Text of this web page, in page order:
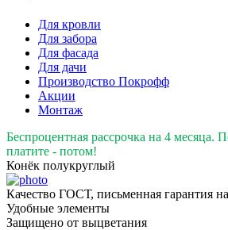
Для кровли
Для забора
Для фасада
Для дачи
Производство Покрофф
Акции
Монтаж
Беспроцентная рассрочка на 4 месяца.
платите - потом!
Конёк полукруглый
Качество ГОСТ, письменная гарантия
Удобные элементы
Защищено от выцветания